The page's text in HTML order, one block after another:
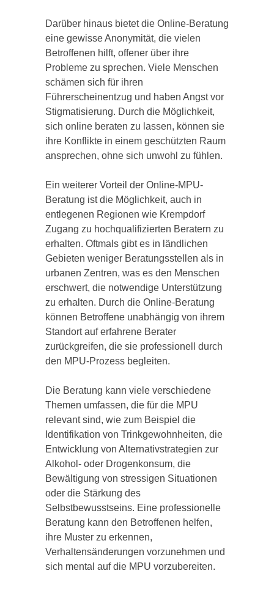
Darüber hinaus bietet die Online-Beratung
eine gewisse Anonymität, die vielen
Betroffenen hilft, offener über ihre
Probleme zu sprechen. Viele Menschen
schämen sich für ihren
Führerscheinentzug und haben Angst vor
Stigmatisierung. Durch die Möglichkeit,
sich online beraten zu lassen, können sie
ihre Konflikte in einem geschützten Raum
ansprechen, ohne sich unwohl zu fühlen.
Ein weiterer Vorteil der Online-MPU-
Beratung ist die Möglichkeit, auch in
entlegenen Regionen wie Krempdorf
Zugang zu hochqualifizierten Beratern zu
erhalten. Oftmals gibt es in ländlichen
Gebieten weniger Beratungsstellen als in
urbanen Zentren, was es den Menschen
erschwert, die notwendige Unterstützung
zu erhalten. Durch die Online-Beratung
können Betroffene unabhängig von ihrem
Standort auf erfahrene Berater
zurückgreifen, die sie professionell durch
den MPU-Prozess begleiten.
Die Beratung kann viele verschiedene
Themen umfassen, die für die MPU
relevant sind, wie zum Beispiel die
Identifikation von Trinkgewohnheiten, die
Entwicklung von Alternativstrategien zur
Alkohol- oder Drogenkonsum, die
Bewältigung von stressigen Situationen
oder die Stärkung des
Selbstbewusstseins. Eine professionelle
Beratung kann den Betroffenen helfen,
ihre Muster zu erkennen,
Verhaltensänderungen vorzunehmen und
sich mental auf die MPU vorzubereiten.